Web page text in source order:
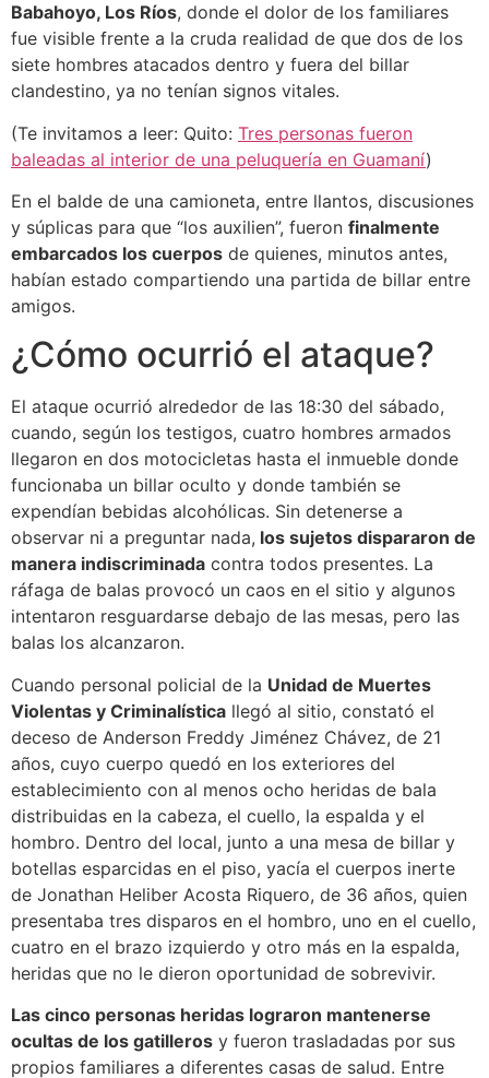
Babahoyo, Los Ríos, donde el dolor de los familiares
fue visible frente a la cruda realidad de que dos de los
siete hombres atacados dentro y fuera del billar
clandestino, ya no tenían signos vitales.
(Te invitamos a leer: Quito: Tres personas fueron
baleadas al interior de una peluquería en Guamaní)
En el balde de una camioneta, entre llantos, discusiones
y súplicas para que “los auxilien”, fueron finalmente
embarcados los cuerpos de quienes, minutos antes,
habían estado compartiendo una partida de billar entre
amigos.
¿Cómo ocurrió el ataque?
El ataque ocurrió alrededor de las 18:30 del sábado,
cuando, según los testigos, cuatro hombres armados
llegaron en dos motocicletas hasta el inmueble donde
funcionaba un billar oculto y donde también se
expendían bebidas alcohólicas. Sin detenerse a
observar ni a preguntar nada, los sujetos dispararon de
manera indiscriminada contra todos presentes. La
ráfaga de balas provocó un caos en el sitio y algunos
intentaron resguardarse debajo de las mesas, pero las
balas los alcanzaron.
Cuando personal policial de la Unidad de Muertes
Violentas y Criminalística llegó al sitio, constató el
deceso de Anderson Freddy Jiménez Chávez, de 21
años, cuyo cuerpo quedó en los exteriores del
establecimiento con al menos ocho heridas de bala
distribuidas en la cabeza, el cuello, la espalda y el
hombro. Dentro del local, junto a una mesa de billar y
botellas esparcidas en el piso, yacía el cuerpos inerte
de Jonathan Heliber Acosta Riquero, de 36 años, quien
presentaba tres disparos en el hombro, uno en el cuello,
cuatro en el brazo izquierdo y otro más en la espalda,
heridas que no le dieron oportunidad de sobrevivir.
Las cinco personas heridas lograron mantenerse
ocultas de los gatilleros y fueron trasladadas por sus
propios familiares a diferentes casas de salud. Entre